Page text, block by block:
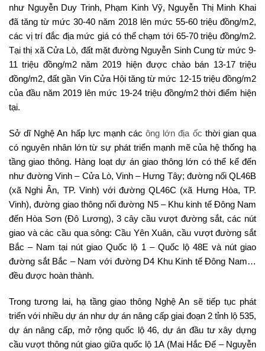
như Nguyễn Duy Trinh, Phạm Kinh Vỹ, Nguyễn Thị Minh Khai
đã tăng từ mức 30-40 năm 2018 lên mức 55-60 triệu đồng/m2,
các vị trí đắc địa mức giá có thể chạm tới 65-70 triệu đồng/m2.
Tại thị xã Cửa Lò, đất mặt đường Nguyễn Sinh Cung từ mức 9-
11 triệu đồng/m2 năm 2019 hiện được chào bán 13-17 triệu
đồng/m2, đất gần Vin Cửa Hội tăng từ mức 12-15 triệu đồng/m2
của đầu năm 2019 lên mức 19-24 triệu đồng/m2 thời điểm hiện
tại.
Sở dĩ Nghệ An hấp lực mạnh cácông lớn địa ốc thời gian qua
có nguyên nhân lớn từ sự phát triển mạnh mẽ của hệ thống hạ
tầng giao thông. Hàng loạt dự án giao thông lớn có thể kể đến
như đường Vinh – Cửa Lò, Vinh – Hưng Tây; đường nối QL46B
(xã Nghi Ân, TP. Vinh) với đường QL46C (xã Hưng Hòa, TP.
Vinh), đường giao thông nối đường N5 – Khu kinh tế Đông Nam
đến Hòa Sơn (Đô Lương), 3 cây cầu vượt đường sắt, các nút
giao và các cầu qua sông: Cầu Yên Xuân, cầu vượt đường sắt
Bắc – Nam tại nút giao Quốc lộ 1 – Quốc lộ 48E và nút giao
đường sắt Bắc – Nam với đường D4 Khu Kinh tế Đông Nam…
đều được hoàn thành.
Trong tương lai, hạ tầng giao thông Nghệ An sẽ tiếp tục phát
triển với nhiều dự án như dự án nâng cấp giai đoạn 2 tỉnh lộ 535,
dự án nâng cấp, mở rộng quốc lộ 46, dự án đầu tư xây dựng
cầu vượt thông nút giao giữa quốc lộ 1A (Mai Hắc Đế – Nguyễn